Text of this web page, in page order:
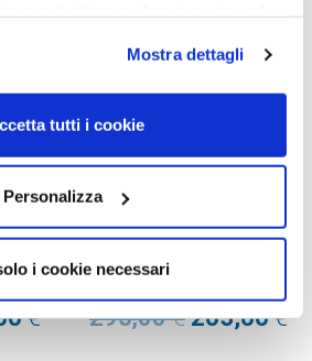
Mostra dettagli
tutti i cookie
Personalizza
i cookie necessari
€
OCCHIALI DA VISTA
OCCHIALE DA VISTA
TIFFANY TF1130 6129
Calibro 52
295,00€ 205,00€